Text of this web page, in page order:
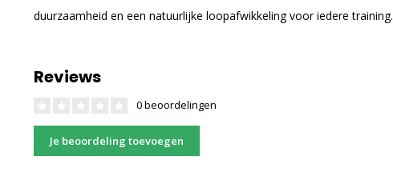
duurzaamheid en een natuurlijke loopafwikkeling voor iedere training.
Reviews
0 beoordelingen
Je beoordeling toevoegen